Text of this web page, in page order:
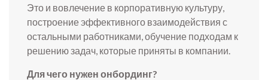
Это и вовлечение в корпоративную культуру,
построение эффективного взаимодействия с
остальными работниками, обучение подходам к
решению задач, которые приняты в компании.
Для чего нужен онбординг?